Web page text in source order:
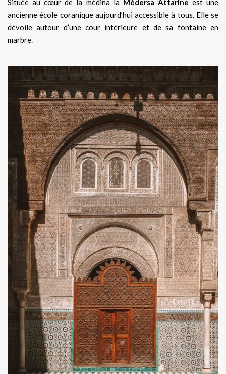
Située au cœur de la médina la Médersa Attarine est une
ancienne école coranique aujourd’hui accessible à tous. Elle se
dévoile autour d’une cour intérieure et de sa fontaine en
marbre.